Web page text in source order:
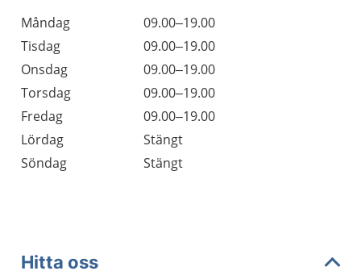
Dag
Öppettider
Kommentarer
Måndag
09.00–19.00
Tisdag
09.00–19.00
Onsdag
09.00–19.00
Torsdag
09.00–19.00
Fredag
09.00–19.00
Lördag
Stängt
Söndag
Stängt
Hitta oss